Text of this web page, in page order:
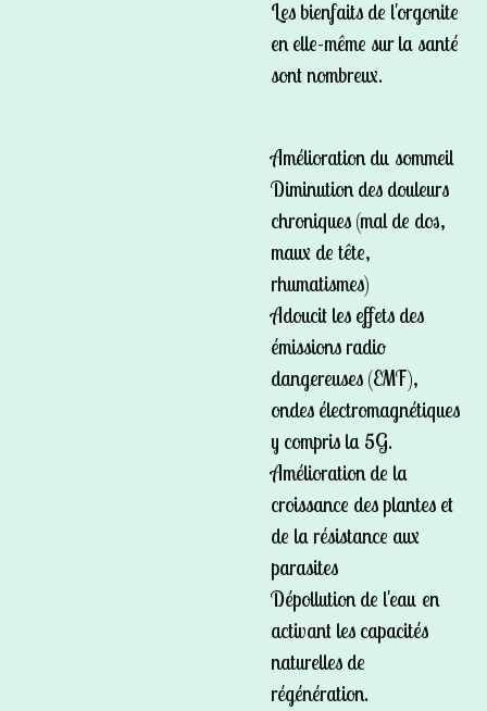
Les bienfaits de l'orgonite
en elle-même sur la santé
sont nombreux.
Amélioration du sommeil
Diminution des douleurs
chroniques (mal de dos,
maux de tête,
rhumatismes)
Adoucit les effets des
émissions radio
dangereuses (EMF),
ondes électromagnétiques
y compris la 5G.
Amélioration de la
croissance des plantes et
de la résistance aux
parasites
Dépollution de l'eau en
activant les capacités
naturelles de
régénération.